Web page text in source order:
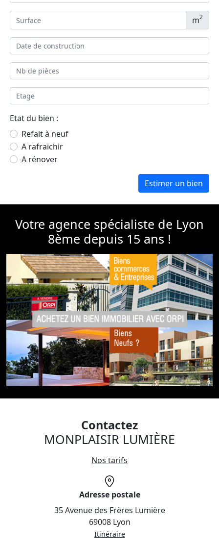
m2
Etat du bien :
Refait à neuf
A rafraichir
A rénover
Votre agence spécialiste de Lyon
8ème depuis 15 ans !
Contactez
MONPLAISIR LUMIÈRE
Nos tarifs
Adresse postale
35 Avenue des Frères Lumière
69008 Lyon
Itinéraire